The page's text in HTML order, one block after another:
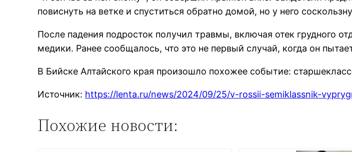
повиснуть на ветке и спуститься обратно домой, но у него
После падения подросток получил травмы, включая отек грудного
медики. Ранее сообщалось, что это не первый случай, когда он
В Бийске Алтайского края произошло похожее событие:
Источник: https://lenta.ru/news/2024/09/25/v-rossii-semiklassnik-
Похожие новости: